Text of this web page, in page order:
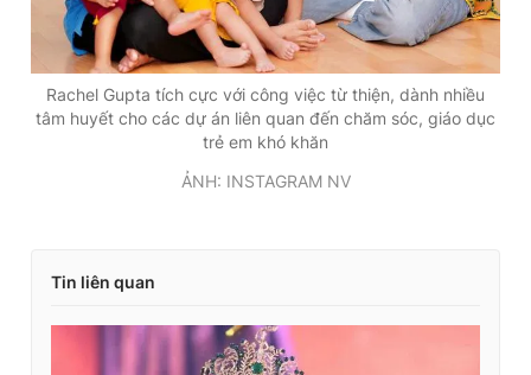
Rachel Gupta tích cực với công việc từ thiện, dành nhiều
tâm huyết cho các dự án liên quan đến chăm sóc, giáo dục
trẻ em khó khăn
ẢNH: INSTAGRAM NV
Tin liên quan